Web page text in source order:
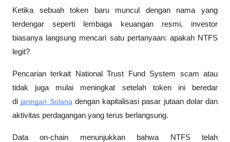
Ketika sebuah token baru muncul dengan nama yang
terdengar seperti lembaga keuangan resmi, investor
biasanya langsung mencari satu pertanyaan: apakah NTFS
legit?
Pencarian terkait National Trust Fund System scam atau
tidak juga mulai meningkat setelah token ini beredar
di jaringan Solana dengan kapitalisasi pasar jutaan dolar dan
aktivitas perdagangan yang terus berlangsung.
Data on-chain menunjukkan bahwa NTFS telah